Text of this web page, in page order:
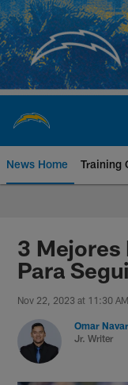
Skip
to
main
content
News Home Training
Chargers
3
Para
Nov 22, 2023 at 11:30 AM
Omar
Jr. Writer